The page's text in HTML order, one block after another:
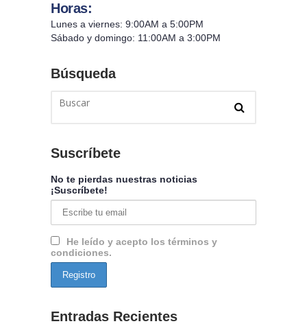
Horas:
Lunes a viernes: 9:00AM a 5:00PM
Sábado y domingo: 11:00AM a 3:00PM
Búsqueda
Suscríbete
No te pierdas nuestras noticias
¡Suscríbete!
He leído y acepto los términos y
condiciones.
Entradas Recientes